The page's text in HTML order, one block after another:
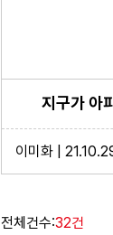
지구가 아
이미화 |
전체건수:32건